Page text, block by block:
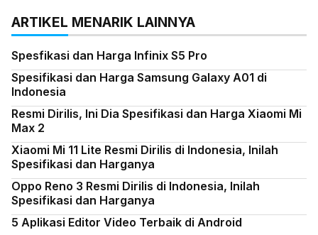
ARTIKEL MENARIK LAINNYA
Spesfikasi dan Harga Infinix S5 Pro
Spesifikasi dan Harga Samsung Galaxy A01 di
Indonesia
Resmi Dirilis, Ini Dia Spesifikasi dan Harga Xiaomi Mi
Max 2
Xiaomi Mi 11 Lite Resmi Dirilis di Indonesia, Inilah
Spesifikasi dan Harganya
Oppo Reno 3 Resmi Dirilis di Indonesia, Inilah
Spesifikasi dan Harganya
5 Aplikasi Editor Video Terbaik di Android